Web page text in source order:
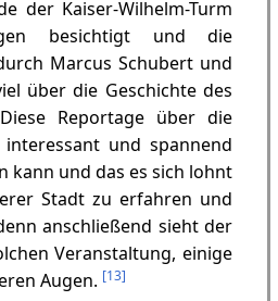
der Kaiser-Wilhelm-Turm
besichtigt und die
Marcus Schubert und
über die Geschichte des
Reportage über die
und spannend
kann und das es sich lohnt
Stadt zu erfahren und
anschließend sieht der
Veranstaltung, einige
Augen. [13]